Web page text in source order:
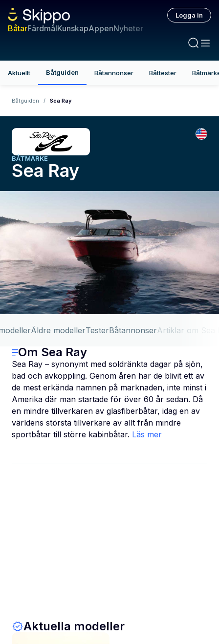
BåtarFärdmålKunskapAppenNyheter
Logga in
Aktuellt Båtguiden Båtannonser Båttester
Båtguiden / Sea Ray
BÅTMÄRKE
Sea Ray
Äldre modellerTesterBåtannonserArtiklar om Sea
Om Sea Ray
Sea Ray – synonymt med soldränkta dagar på sjön,
bad och avkoppling. Genom åren har de blivit ett av
de mest erkända namnen på marknaden, inte minst i
Amerika där man startade för över 60 år sedan. Då
en mindre tillverkaren av glasfiberbåtar, idag en av
världens största tillverkare av allt från mindre
sportbåtar till större kabinbåtar. Läs mer
Aktuella modeller